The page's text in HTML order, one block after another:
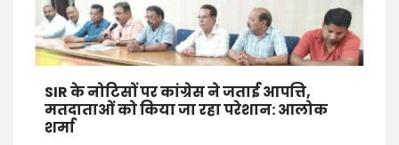
SIR के नोटिसों पर कांग्रेस ने जताई आपत्ति,
मतदाताओं को किया जा रहा परेशान: आलोक
शर्मा